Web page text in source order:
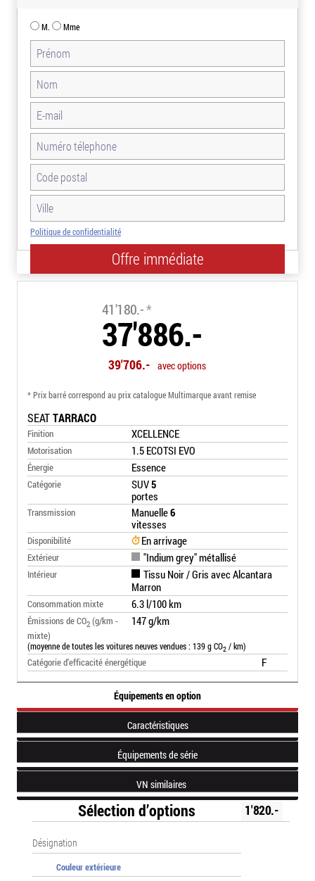
M. Mme
Politique de confidentialité
Équipements en option
Caractéristiques
Équipements de série
VN similaires
Sélection d’options 1'820.-
Désignation
Couleur extérieure
41'180.-*
37'886.-
39'706.- avec options
* Prix barré correspond au prix catalogue Multimarque avant remise
SEATTARRACO
Finition XCELLENCE
Motorisation 1.5 ECOTSI EVO
Énergie Essence
Catégorie SUV5
portes
Transmission Manuelle6
vitesses
Disponibilité En arrivage
Extérieur "Indium grey" métallisé
Intérieur
Tissu Noir / Gris avec Alcantara
Marron
Consommation mixte 6.3 l/100 km
Émissions de CO2 (g/km -
mixte)
147 g/km
(moyenne de toutes les voitures neuves vendues : 139 g CO2 / km)
Catégorie d’efficacité énergétique F